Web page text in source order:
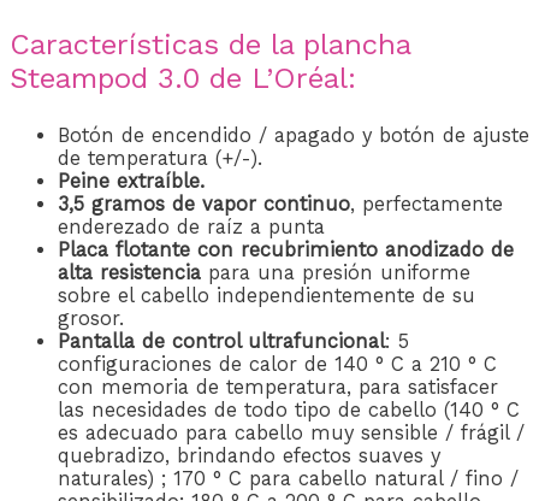
Características de la plancha
Steampod 3.0 de L’Oréal:
Botón de encendido / apagado y botón de ajuste
de temperatura (+/-).
Peine extraíble.
3,5 gramos de vapor continuo, perfectamente
enderezado de raíz a punta
Placa flotante con recubrimiento anodizado de
alta resistencia para una presión uniforme
sobre el cabello independientemente de su
grosor.
Pantalla de control ultrafuncional: 5
configuraciones de calor de 140 ° C a 210 ° C
con memoria de temperatura, para satisfacer
las necesidades de todo tipo de cabello (140 ° C
es adecuado para cabello muy sensible / frágil /
quebradizo, brindando efectos suaves y
naturales) ; 170 ° C para cabello natural / fino /